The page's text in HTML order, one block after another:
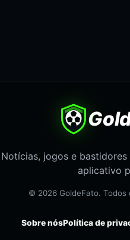
Notícias, jogos e
aplicativo
© 2026 GoldeFato. Todos
Sobre nósPolítica de